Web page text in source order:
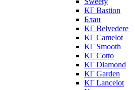
КГ Bastion
Блан
КГ Belvedere
КГ Camelot
КГ Smooth
КГ Cotto
КГ Diamond
КГ Garden
КГ Lancelot